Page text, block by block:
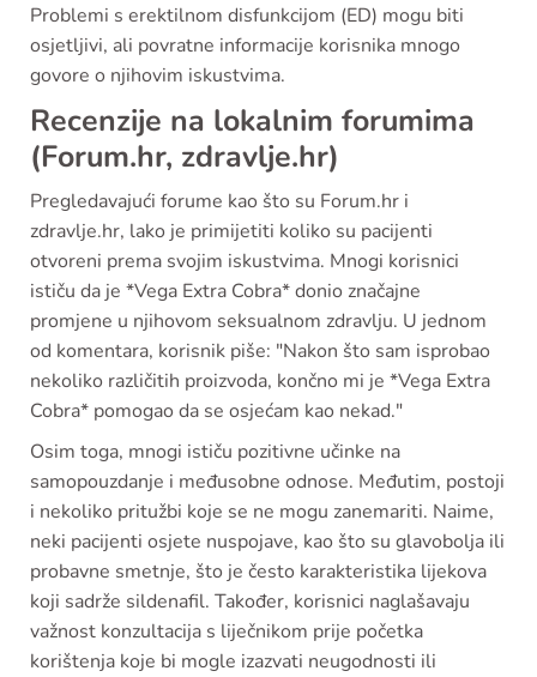
Problemi s erektilnom disfunkcijom (ED) mogu biti
osjetljivi, ali povratne informacije korisnika mnogo
govore o njihovim iskustvima.
Recenzije na lokalnim forumima
(Forum.hr, zdravlje.hr)
Pregledavajući forume kao što su Forum.hr i
zdravlje.hr, lako je primijetiti koliko su pacijenti
otvoreni prema svojim iskustvima. Mnogi korisnici
ističu da je *Vega Extra Cobra* donio značajne
promjene u njihovom seksualnom zdravlju. U jednom
od komentara, korisnik piše: "Nakon što sam isprobao
nekoliko različitih proizvoda, končno mi je *Vega Extra
Cobra* pomogao da se osjećam kao nekad."
Osim toga, mnogi ističu pozitivne učinke na
samopouzdanje i međusobne odnose. Međutim, postoji
i nekoliko pritužbi koje se ne mogu zanemariti. Naime,
neki pacijenti osjete nuspojave, kao što su glavobolja ili
probavne smetnje, što je često karakteristika lijekova
koji sadrže sildenafil. Također, korisnici naglašavaju
važnost konzultacija s liječnikom prije početka
korištenja koje bi mogle izazvati neugodnosti ili